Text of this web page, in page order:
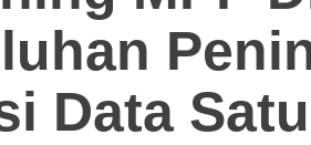
Data